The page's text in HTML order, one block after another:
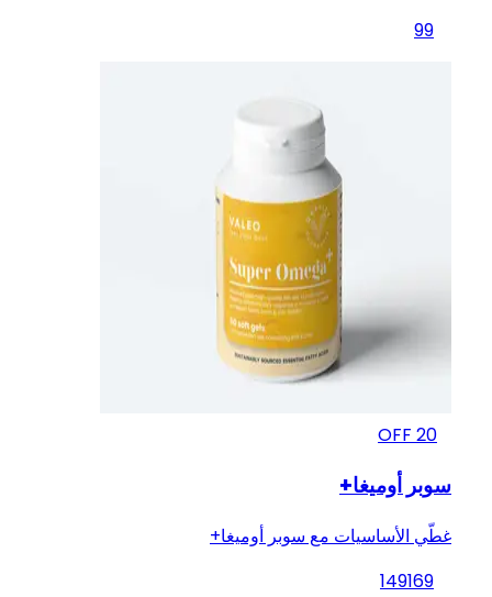
99
20
سوبر أوميغا+
غطّي الأساسيات مع سوبر أوميغا+
149169